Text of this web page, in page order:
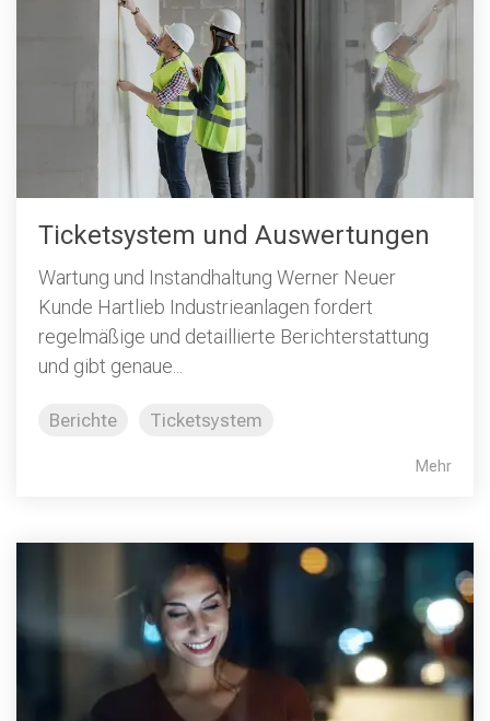
Ticketsystem und Auswertungen
Wartung und Instandhaltung Werner Neuer
Kunde Hartlieb Industrieanlagen fordert
regelmäßige und detaillierte Berichterstattung
und gibt genaue...
Berichte Ticketsystem
Mehr